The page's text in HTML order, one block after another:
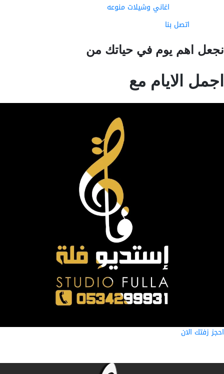
اغاني وشيلات منوعه
اتصل بنا
اهم يوم في حياتك من
الايام مع
زفتك الان